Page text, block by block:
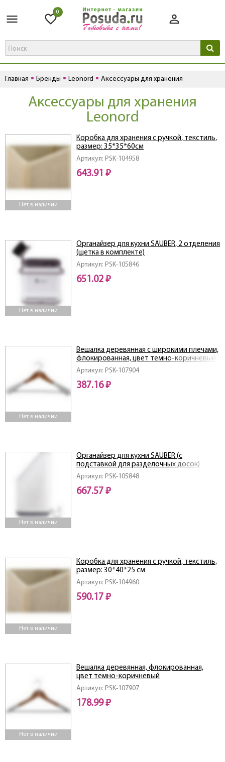
0
Главная Бренды Leonord Аксессуары для хранения
Аксессуары для хранения
Leonord
Нет в наличии
Артикул: PSK-104958
Коробка для хранения с ручкой, текстиль,
размер: 35*35*60см
643.91 ₽
Нет в наличии
Артикул: PSK-105846
Органайзер для кухни SAUBER, 2 отделения
(щетка в комплекте)
651.02 ₽
Нет в наличии
Артикул: PSK-107904
Вешалка деревянная с широкими плечами,
флокированная, цвет темно-коричневый
387.16 ₽
Нет в наличии
Артикул: PSK-105848
Органайзер для кухни SAUBER (с
подставкой для разделочных досок)
667.57 ₽
Нет в наличии
Артикул: PSK-104960
Коробка для хранения с ручкой, текстиль,
размер: 30*40*25 см
590.17 ₽
Нет в наличии
Артикул: PSK-107907
Вешалка деревянная, флокированная,
цвет темно-коричневый
178.99 ₽